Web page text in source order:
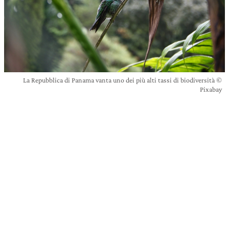
La Repubblica di Panama vanta uno dei più alti tassi di biodiversità ©
Pixabay